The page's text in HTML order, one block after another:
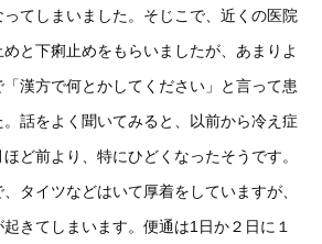
てしまいました。そじこで、近くの医院
と下痢止めをもらいましたが、あまりよ
漢方で何とかしてください」と言って患
話をよく聞いてみると、以前から冷え症
ど前より、特にひどくなったそうです。
タイツなどはいて厚着をしていますが、
きてしまいます。便通は1日か２日に１